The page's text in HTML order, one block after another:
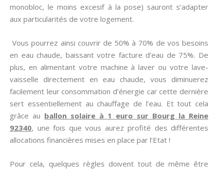
monobloc, le moins excesif à la pose) sauront s’adapter
aux particularités de votre logement.
Vous pourrez ainsi couvrir de 50% à 70% de vos besoins
en eau chaude, baissant votre facture d’eau de 75%. De
plus, en alimentant votre machine à laver ou votre lave-
vaisselle directement en eau chaude, vous diminuerez
facilement leur consommation d’énergie car cette dernière
sert essentiellement au chauffage de l’eau. Et tout cela
grâce au ballon solaire à 1 euro sur Bourg la Reine
92340, une fois que vous aurez profité des différentes
allocations financières mises en place par l’Etat !
Pour cela, quelques règles doivent tout de même être